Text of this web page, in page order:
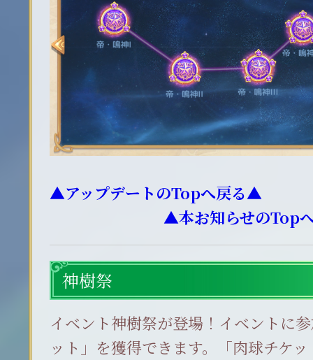
▲アップデートのTopへ戻る▲
▲本お知らせのTop
神樹祭
イベント神樹祭が登場！イベントに
ット」を獲得できます。「肉球チケ